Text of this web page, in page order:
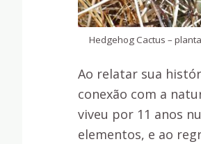
Hedgehog Cactus –
Ao relatar sua
conexão com a
viveu por 11 anos
elementos, e ao